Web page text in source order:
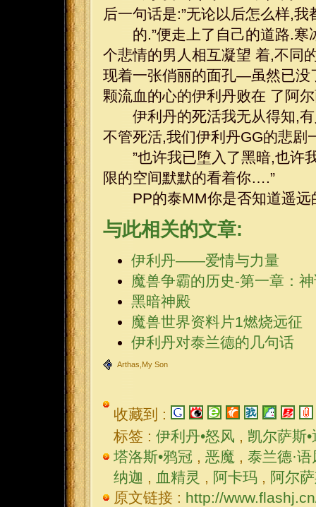
后一句话是:”无论以后怎么样,我
的.”便走上了自己的道路.寒
个悲情的男人相互凝望 着,不同
现着一张俏丽的面孔—虽然已没
颗流血的心的伊利丹败在 了阿
伊利丹的死活我无从得知,有
不管死活,我们伊利丹GG的悲剧
”也许我已堕入了黑暗,也许
限的空间默默的看着你….”
PP的泰MM你是否知道遥远
与此相关的文章:
伊利丹——爱情与力量
魔兽争霸的历史-第一章：
黑暗神殿
魔兽世界资料片1燃烧远征
伊利丹对泰兰德的几句话
Arthas,My Son
收藏到 :
标签 : 伊利丹•怒风 , 凯尔萨斯
塔洛斯•鸦冠 , 恶魔 , 泰兰德·语
纳迦 , 血精灵 , 阿卡玛 , 阿尔
原文链接 : http://